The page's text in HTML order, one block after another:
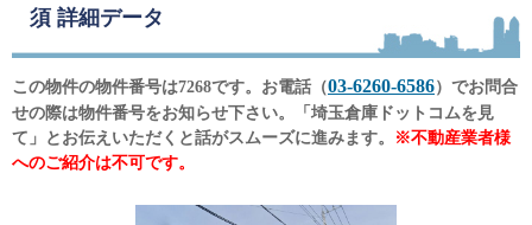
須 詳細データ
この物件の物件番号は7268です。お電話（03-6260-6586）でお問合
せの際は物件番号をお知らせ下さい。「埼玉倉庫ドットコムを見
て」とお伝えいただくと話がスムーズに進みます。
※不動産業者様
へのご紹介は不可です。